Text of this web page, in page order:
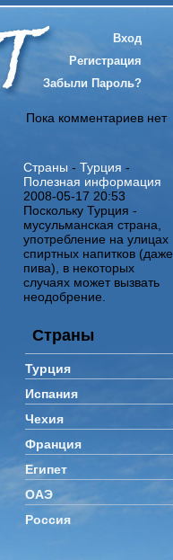
Вход
Регистрация
Забыли Пароль?
Пока комментариев нет
Страны - Турция -
Полезная информация
2008-05-17 20:53
Поскольку Турция -
мусульманская страна,
употребление на улицах
спиртных напитков (даже
пива), в некоторых
случаях может вызвать
неодобрение.
Страны
Турция
Испания
Чехия
Франция
Египет
ОАЭ
Россия